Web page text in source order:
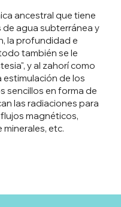
ancestral que tiene
agua subterránea y
la profundidad e
también se le
y al zahorí como
estimulación de los
sencillos en forma de
las radiaciones para
magnéticos,
etc.